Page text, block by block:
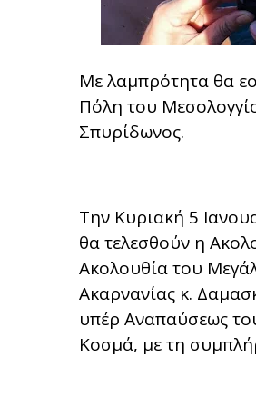
Με λαμπρότητα θα
Πόλη του
Σπυρίδωνος.
Την Κυριακή 5
θα τελεσθούν η
Ακολουθία του
Ακαρνανίας κ.
υπέρ Αναπαύσεως
Κοσμά, με τη